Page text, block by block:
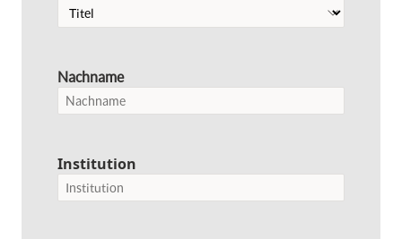
Nachname
Institution